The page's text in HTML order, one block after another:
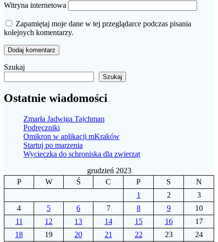
Witryna internetowa
Zapamiętaj moje dane w tej przeglądarce podczas pisania
kolejnych komentarzy.
Szukaj
Szukaj
Ostatnie wiadomości
Zmarła Jadwiga Tajchman
Podręczniki
Omikron w aplikacji mKraków
Startuj po marzenia
Wycieczka do schroniska dla zwierząt
grudzień 2023
P
W Ś C P S
N
1
2
3
4
5 6 7 8 9
10
11
12 13 14 15 16
17
18
19 20 21 22 23
24